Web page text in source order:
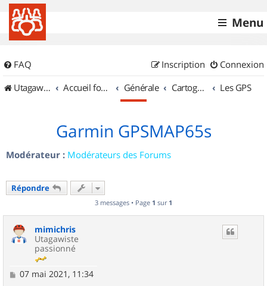
Menu
FAQ Connexion
Inscription
UtagawaVTT (Randos VTT et VTTAE avec traces GPS)
Accueil forum Générale Cartographie et GPS Les GPS
Garmin GPSMAP65s
Modérateur : Modérateurs des Forums
Répondre
3 messages • Page 1 sur 1
mimichris
Utagawiste
passionné
M
07 mai 2021, 11:34